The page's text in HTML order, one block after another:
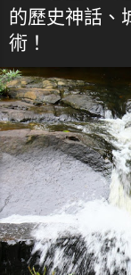
的歷史神話、
術！